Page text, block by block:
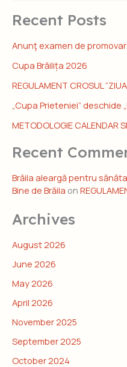
Recent Posts
Anunţ examen de
Cupa Brăilița 2026
REGULAMENT CROSUL
„Cupa Prieteniei” deschide
METODOLOGIE CALENDAR
Recent
Brăila aleargă pentru
Bine de Brăila on
Archives
August 2026
June 2026
May 2026
April 2026
November 2025
September 2025
October 2024